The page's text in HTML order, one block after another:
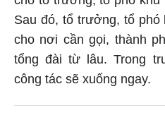
Sau đó, tổ trưởng, tổ phó
cho nơi cần gọi, thành
tổng đài từ lâu. Trong
công tác sẽ xuống ngay.